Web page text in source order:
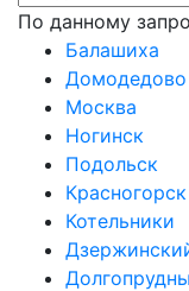
По данному
Балашиха
Домодедово
Москва
Ногинск
Подольск
Красногорск
Котельники